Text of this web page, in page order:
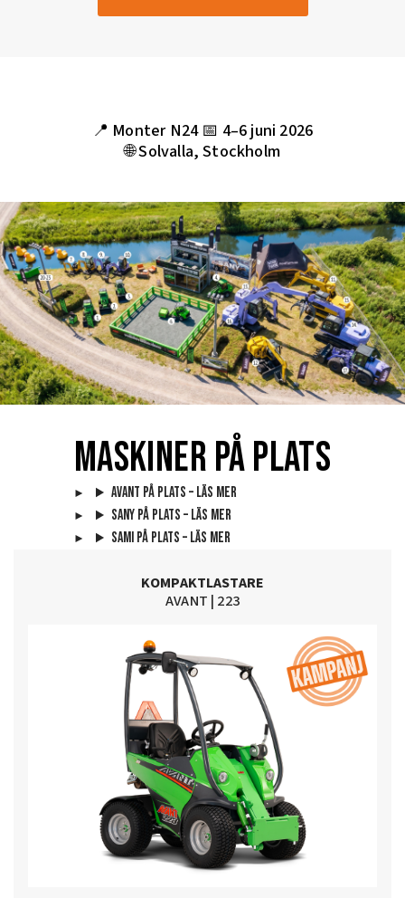
📍 Monter N24📅 4–6 juni 2026
🌐Solvalla, Stockholm
Maskiner på plats
AVANT PÅ PLATS – LÄS MER
SANY på plats – Läs mer
SAMI på plats – läs mer
KOMPAKTLASTARE
AVANT | 223